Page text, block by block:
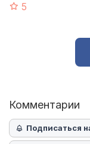
5
Комментарии
Подписаться